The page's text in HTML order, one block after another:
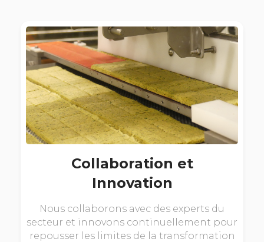
Collaboration et
Innovation
Nous collaborons avec des experts du
secteur et innovons continuellement pour
repousser les limites de la transformation